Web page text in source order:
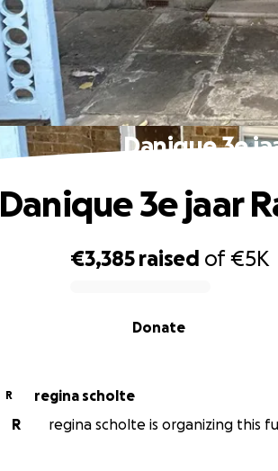
Danique 3e
€3,385 raised of€5K
Donate
Danique 3e jaar
R
regina scholte
R
regina scholte is organizing this